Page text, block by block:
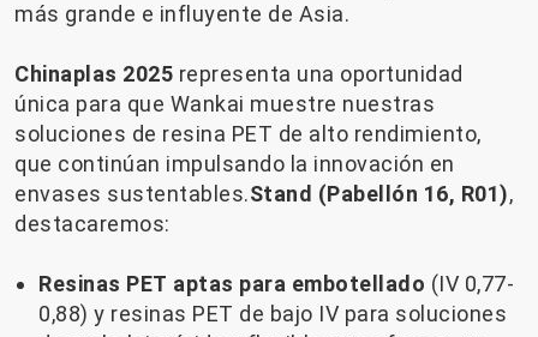
más grande e influyente de Asia.
Chinaplas 2025 representa una oportunidad
única para que Wankai muestre nuestras
soluciones de resina PET de alto rendimiento,
que continúan impulsando la innovación en
envases sustentables.Stand (Pabellón 16, R01),
destacaremos:
Resinas PET aptas para embotellado (IV 0,77-
0,88) y resinas PET de bajo IV para soluciones